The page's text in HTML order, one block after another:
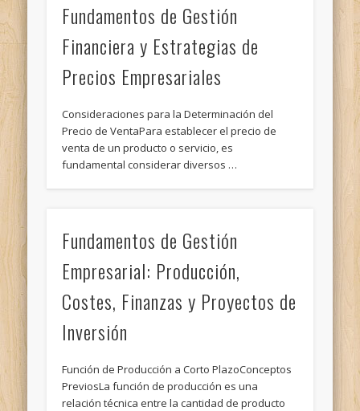
Fundamentos de Gestión
Financiera y Estrategias de
Precios Empresariales
Consideraciones para la Determinación del
Precio de VentaPara establecer el precio de
venta de un producto o servicio, es
fundamental considerar diversos …
Fundamentos de Gestión
Empresarial: Producción,
Costes, Finanzas y Proyectos de
Inversión
Función de Producción a Corto PlazoConceptos
PreviosLa función de producción es una
relación técnica entre la cantidad de producto